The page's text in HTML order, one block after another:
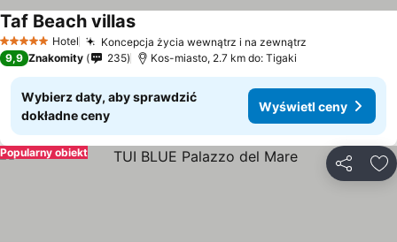
5 KategoriaHotel Koncepcja życia wewnątrz i na zewnątrz
Taf Beach villas
9,9 Znakomity 235 Kos-miasto, 2.7 km do: Tigaki
Wybierz daty, aby sprawdzić
dokładne ceny
Wyświetl ceny
Popularny obiekt